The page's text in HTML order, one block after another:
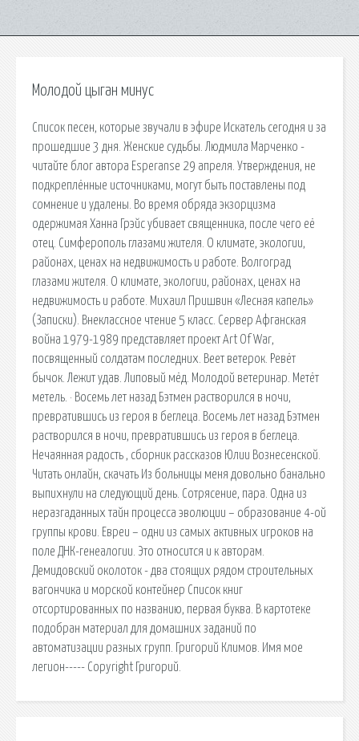
Молодой цыган минус
Список песен, которые звучали в эфире Искатель сегодня и за
прошедшие 3 дня. Женские судьбы. Людмила Марченко -
читайте блог автора Esperanse 29 апреля. Утверждения, не
подкреплённые источниками, могут быть поставлены под
сомнение и удалены. Во время обряда экзорцизма
одержимая Ханна Грэйс убивает священника, после чего её
отец. Симферополь глазами жителя. О климате, экологии,
районах, ценах на недвижимость и работе. Волгоград
глазами жителя. О климате, экологии, районах, ценах на
недвижимость и работе. Михаил Пришвин «Лесная капель»
(Записки). Внеклассное чтение 5 класс. Сервер Афганская
война 1979-1989 представляет проект Art Of War,
посвященный солдатам последних. Веет ветерок. Ревёт
бычок. Лежит удав. Липовый мёд. Молодой ветеринар. Метёт
метель. · Восемь лет назад Бэтмен растворился в ночи,
превратившись из героя в беглеца. Восемь лет назад Бэтмен
растворился в ночи, превратившись из героя в беглеца.
Нечаянная радость , сборник рассказов Юлии Вознесенской.
Читать онлайн, скачать Из больницы меня довольно банально
выпихнули на следующий день. Сотрясение, пара. Одна из
неразгаданных тайн процесса эволюции – образование 4-ой
группы крови. Евреи – одни из самых активных игроков на
поле ДНК-генеалогии. Это относится и к авторам.
Демидовский околоток - два стоящих рядом строительных
вагончика и морской контейнер Список книг
отсортированных по названию, первая буква. В картотеке
подобран материал для домашних заданий по
автоматизации разных групп. Григорий Климов. Имя мое
легион----- Copyright Григорий.